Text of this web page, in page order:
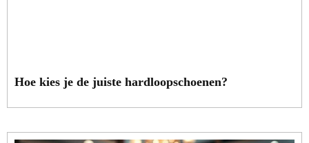
Hoe kies je de juiste hardloopschoenen?